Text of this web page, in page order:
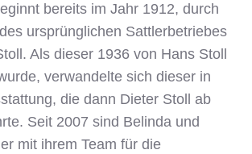
bereits im Jahr 1912, durch
ursprünglichen Sattlerbetriebes
Als dieser 1936 von Hans Stoll
verwandelte sich dieser in
die dann Dieter Stoll ab
Seit 2007 sind Belinda und
mit ihrem Team für die